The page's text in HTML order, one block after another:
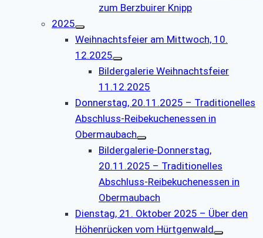
zum Berzbuirer Knipp
2025
Weihnachtsfeier am Mittwoch, 10.
12.2025
Bildergalerie Weihnachtsfeier
11.12.2025
Donnerstag, 20.11.2025 – Traditionelles
Abschluss-Reibekuchenessen in
Obermaubach
Bildergalerie-Donnerstag,
20.11.2025 – Traditionelles
Abschluss-Reibekuchenessen in
Obermaubach
Dienstag, 21. Oktober 2025 – Über den
Höhenrücken vom Hürtgenwald